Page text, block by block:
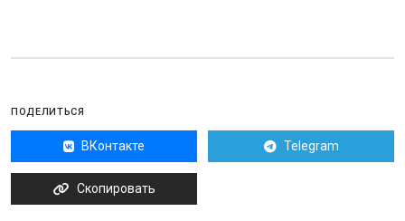
ПОДЕЛИТЬСЯ
ВКонтакте Telegram
Скопировать